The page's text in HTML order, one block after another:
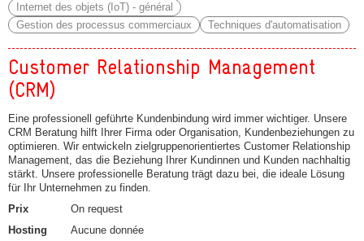
Internet des objets (IoT) - général
Gestion des processus commerciaux
Techniques d'automatisation
Customer Relationship Management
(CRM)
Eine professionell geführte Kundenbindung wird immer wichtiger. Unsere
CRM Beratung hilft Ihrer Firma oder Organisation, Kundenbeziehungen zu
optimieren. Wir entwickeln zielgruppenorientiertes Customer Relationship
Management, das die Beziehung Ihrer Kundinnen und Kunden nachhaltig
stärkt. Unsere professionelle Beratung trägt dazu bei, die ideale Lösung
für Ihr Unternehmen zu finden.
Prix
On request
Hosting
Aucune donnée